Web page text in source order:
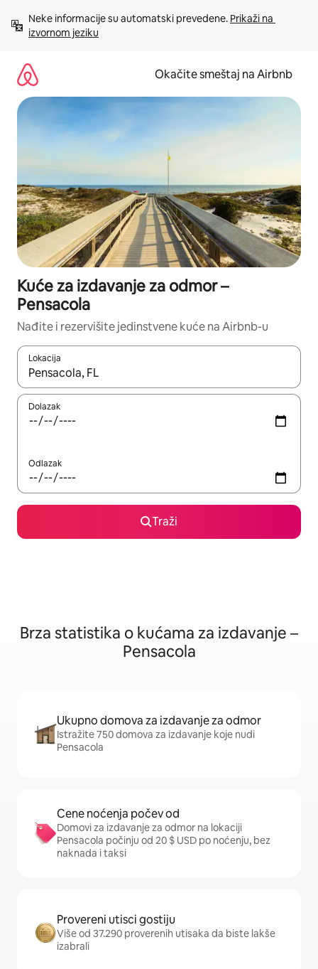
sadržaj
Neke informacije su automatski prevedene. Prikaži na
izvornom jeziku
Okačite smeštaj na Airbnb
Kuće za izdavanje za odmor –
Pensacola
Nađite i rezervišite jedinstvene kuće na Airbnb-u
Lokacija
Kad su rezultati dostupni, možete da se krećete kroz njih
Dolazak
Odlazak
Traži
Brza statistika o kućama za izdavanje –
Pensacola
Ukupno domova za izdavanje za odmor
Istražite 750 domova za izdavanje koje nudi
Pensacola
Cene noćenja počev od
Domovi za izdavanje za odmor na lokaciji
Pensacola počinju od 20 $ USD po noćenju, bez
naknada i taksi
Provereni utisci gostiju
Više od 37.290 proverenih utisaka da biste lakše
izabrali